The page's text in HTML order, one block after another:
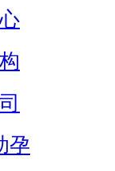
孕